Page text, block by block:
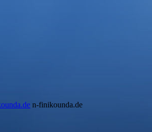
n-finikounda.de